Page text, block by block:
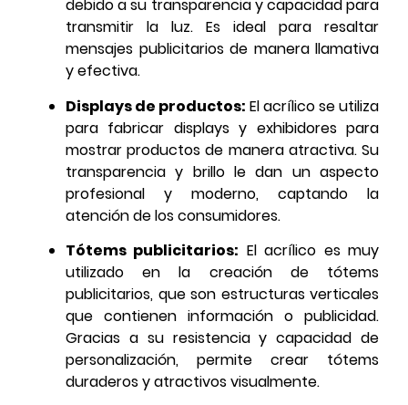
debido a su transparencia y capacidad para
transmitir la luz. Es ideal para resaltar
mensajes publicitarios de manera llamativa
y efectiva.
Displays de productos: El acrílico se utiliza
para fabricar displays y exhibidores para
mostrar productos de manera atractiva. Su
transparencia y brillo le dan un aspecto
profesional y moderno, captando la
atención de los consumidores.
Tótems publicitarios: El acrílico es muy
utilizado en la creación de tótems
publicitarios, que son estructuras verticales
que contienen información o publicidad.
Gracias a su resistencia y capacidad de
personalización, permite crear tótems
duraderos y atractivos visualmente.